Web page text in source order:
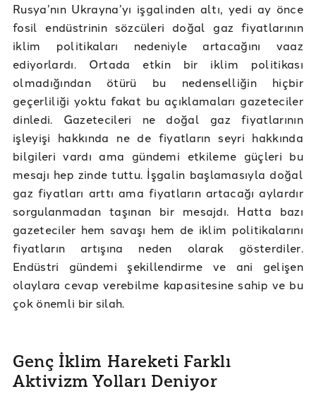
Rusya’nın Ukrayna’yı işgalinden altı, yedi ay önce
fosil endüstrinin sözcüleri doğal gaz fiyatlarının
iklim politikaları nedeniyle artacağını vaaz
ediyorlardı. Ortada etkin bir iklim politikası
olmadığından ötürü bu nedenselliğin hiçbir
geçerliliği yoktu fakat bu açıklamaları gazeteciler
dinledi. Gazetecileri ne doğal gaz fiyatlarının
işleyişi hakkında ne de fiyatların seyri hakkında
bilgileri vardı ama gündemi etkileme güçleri bu
mesajı hep zinde tuttu. İşgalin başlamasıyla doğal
gaz fiyatları arttı ama fiyatların artacağı aylardır
sorgulanmadan taşınan bir mesajdı. Hatta bazı
gazeteciler hem savaşı hem de iklim politikalarını
fiyatların artışına neden olarak gösterdiler.
Endüstri gündemi şekillendirme ve ani gelişen
olaylara cevap verebilme kapasitesine sahip ve bu
çok önemli bir silah.
Genç İklim Hareketi Farklı
Aktivizm Yolları Deniyor